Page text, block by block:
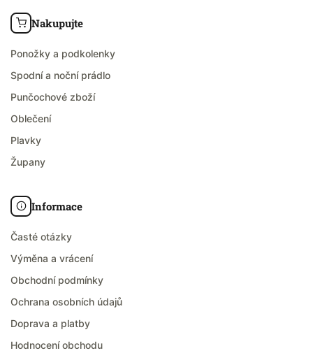
Nakupujte
Ponožky a podkolenky
Spodní a noční prádlo
Punčochové zboží
Oblečení
Plavky
Župany
Informace
Časté otázky
Výměna a vrácení
Obchodní podmínky
Ochrana osobních údajů
Doprava a platby
Hodnocení obchodu